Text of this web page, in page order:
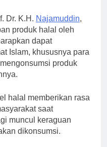
Dr. K.H. Najamuddin,
produk halal oleh
dapat
Islam, khususnya para
produk
halal memberikan rasa
saat
muncul keraguan
dikonsumsi.